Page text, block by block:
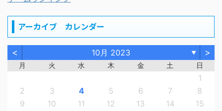
アーカイブ カレンダー
< 10月 2023 ▼ >
月 火 水 木 金 土 日
1
2
3 4 5 6 7
8
9
10 11 12 13 14
15